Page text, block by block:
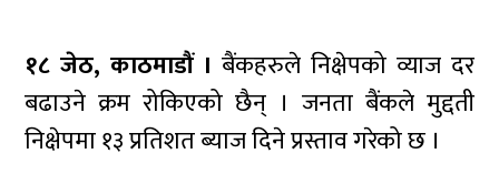
१८ जेठ, काठमाडौं । बैंकहरुले निक्षेपको व्याज दर
बढाउने क्रम रोकिएको छैन् । जनता बैंकले मुद्दती
निक्षेपमा १३ प्रतिशत ब्याज दिने प्रस्ताव गरेको छ ।